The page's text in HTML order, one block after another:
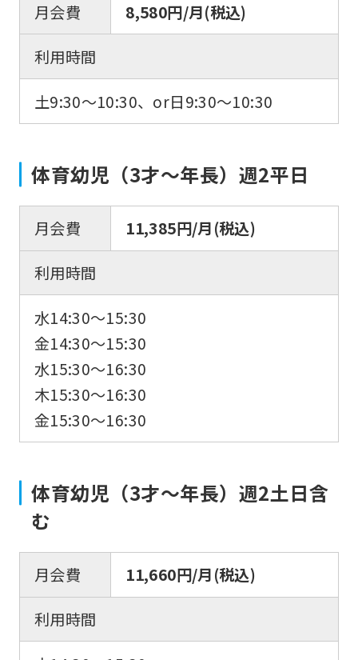
月会費
8,580円/月(税込)
利用時間
土9:30〜10:30、or日9:30〜10:30
体育幼児（3才〜年長）週2平日
月会費
11,385円/月(税込)
利用時間
水14:30〜15:30
金14:30〜15:30
水15:30〜16:30
木15:30〜16:30
金15:30〜16:30
体育幼児（3才～年長）週2土日含
む
月会費
11,660円/月(税込)
利用時間